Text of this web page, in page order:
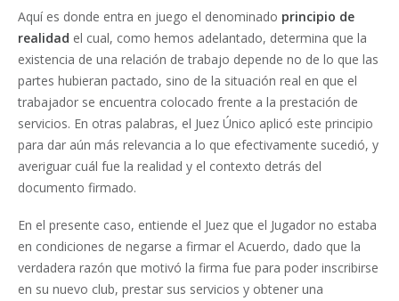
Aquí es donde entra en juego el denominado principio de
realidad el cual, como hemos adelantado, determina que la
existencia de una relación de trabajo depende no de lo que las
partes hubieran pactado, sino de la situación real en que el
trabajador se encuentra colocado frente a la prestación de
servicios. En otras palabras, el Juez Único aplicó este principio
para dar aún más relevancia a lo que efectivamente sucedió, y
averiguar cuál fue la realidad y el contexto detrás del
documento firmado.
En el presente caso, entiende el Juez que el Jugador no estaba
en condiciones de negarse a firmar el Acuerdo, dado que la
verdadera razón que motivó la firma fue para poder inscribirse
en su nuevo club, prestar sus servicios y obtener una